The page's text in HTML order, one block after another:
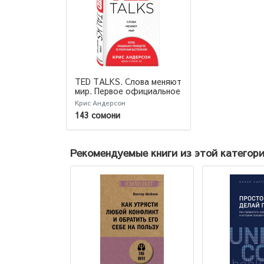
TED TALKS. Слова меняют
мир. Первое официальное
руководство по
публичным выступлениям
Крис Андерсон
143 сомони
Рекомендуемые книги из этой